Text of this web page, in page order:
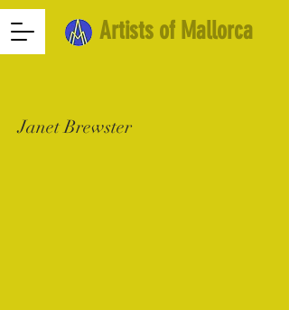
Artists of Mallorca
Janet Brewster